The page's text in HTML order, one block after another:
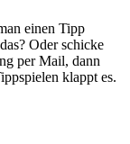
einen Tipp
Oder schicke
per Mail, dann
klappt es.